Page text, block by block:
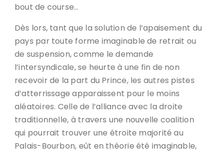
bout de course…
Dès lors, tant que la solution de l’apaisement du
pays par toute forme imaginable de retrait ou
de suspension, comme le demande
l’intersyndicale, se heurte à une fin de non
recevoir de la part du Prince, les autres pistes
d’atterrissage apparaissent pour le moins
aléatoires. Celle de l’alliance avec la droite
traditionnelle, à travers une nouvelle coalition
qui pourrait trouver une étroite majorité au
Palais-Bourbon, eût en théorie été imaginable,